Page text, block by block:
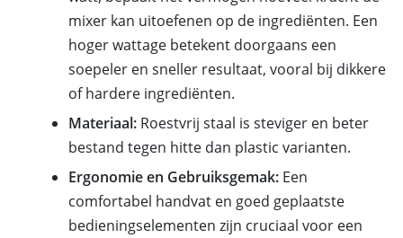
mixer kan uitoefenen op de ingrediënten. Een
hoger wattage betekent doorgaans een
soepeler en sneller resultaat, vooral bij dikkere
of hardere ingrediënten.
Materiaal: Roestvrij staal is steviger en beter
bestand tegen hitte dan plastic varianten.
Ergonomie en Gebruiksgemak: Een
comfortabel handvat en goed geplaatste
bedieningselementen zijn cruciaal voor een